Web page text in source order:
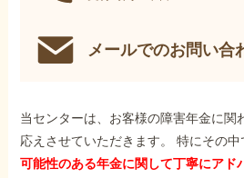
メールでのお問い合
当センターは、お客様の障害年金に関
応えさせていただきます。 特にその中
可能性のある年金に関して丁寧にアド